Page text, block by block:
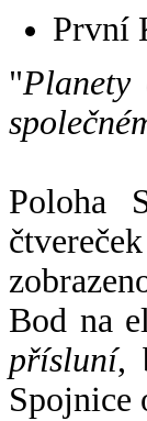
První
"Planety
Poloha
Bod na
přísluní,
Spojnice